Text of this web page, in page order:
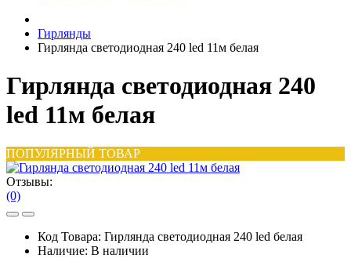
Гирлянды
Гирлянда светодиодная 240 led 11м белая
Гирлянда светодиодная 240
led 11м белая
ПОПУЛЯРНЫЙ ТОВАР
Отзывы:
(0)
Код Товара: Гирлянда светодиодная 240 led белая
Наличие: В наличии